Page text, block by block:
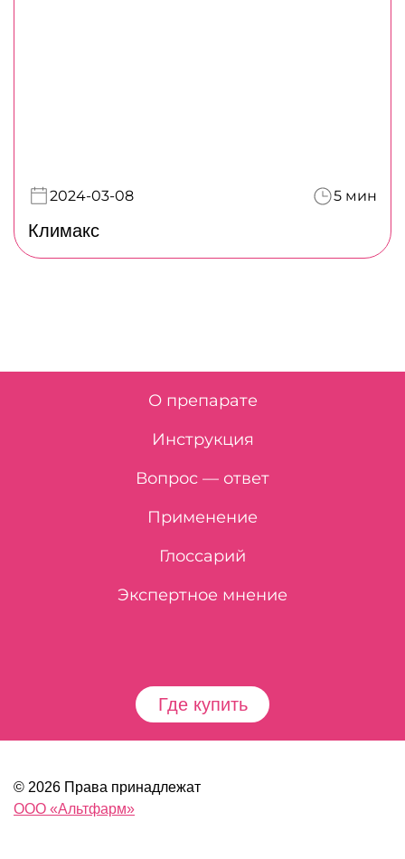
2024-03-08 5 мин
Климакс
О препарате
Инструкция
Вопрос — ответ
Применение
Глоссарий
Экспертное мнение
Где купить
© 2026 Права принадлежат
ООО «Альтфарм»